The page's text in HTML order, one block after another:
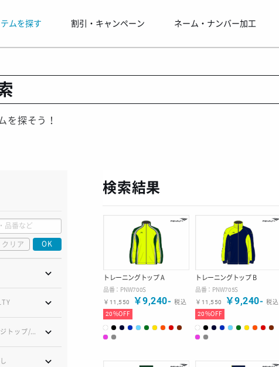
ムを探す 割引・キャンペーン ネーム・ナンバー加工
を探そう！
クリア OK
ジャージトップ/
ジャージパンツ
検索結果
トレーニングトップ A
品番： PNW700S
￥ 11,550 ￥9,240- 税込
20%OFF
トレーニングトップ B
品番： PNW705S
￥ 11,550 ￥9,240- 税込
20%OFF